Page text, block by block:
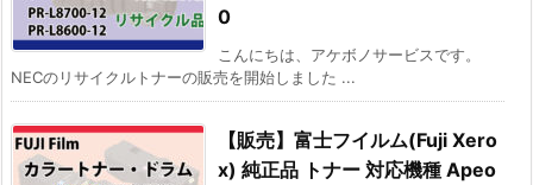
0
こんにちは、アケボノサービスです。
NECのリサイクルトナーの販売を開始しました ...
【販売】富士フイルム(Fuji Xero
x) 純正品 トナー 対応機種 Apeo